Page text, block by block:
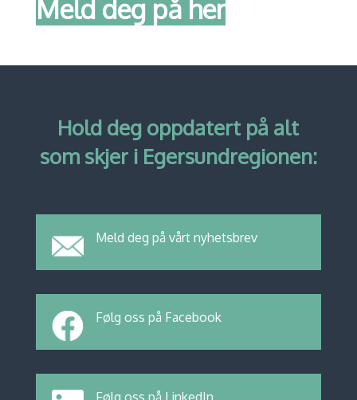
Meld deg på her
Hold deg oppdatert på alt
som skjer i Egersundregionen:
Meld deg på vårt nyhetsbrev
Følg oss på Facebook